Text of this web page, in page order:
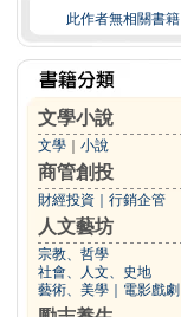
此作者無相關書籍
文學小說
文學 小說
商管創投
財經投資 行銷企管
人文藝坊
宗教、哲學
社會、人文、史地
藝術、美學
電影戲劇